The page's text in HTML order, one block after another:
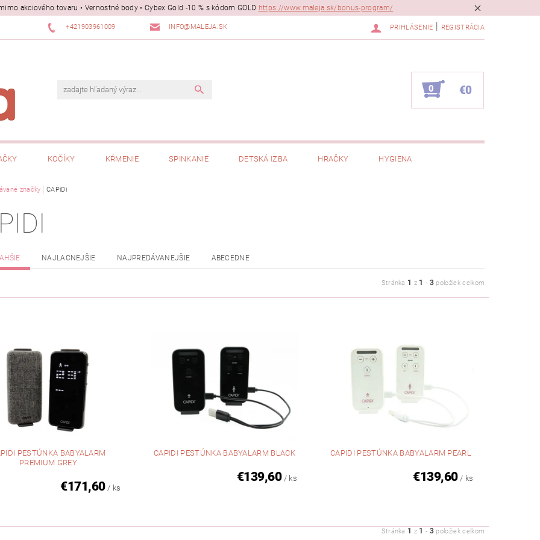
akciového tovaru • Vernostné body • Cybex Gold -10 % s kódom GOLD https://www.maleja.sk/bonus-program/
+421903961009 INFO@MALEJA.SK PRIHLÁSENIE REGISTRÁCIA
0 €0
KOČÍKY KŔMENIE SPINKANIE DETSKÁ IZBA HRAČKY HYGIENA
značky CAPiDi
NAJLACNEJŠIE NAJPREDÁVANEJŠIE ABECEDNE
Stránka 1 z 1 - 3 položiek celkom
PESTÚNKA BABYALARM
PREMIUM GREY
€171,60 / ks
CAPIDI PESTÚNKA BABYALARM BLACK
€139,60 / ks
CAPIDI PESTÚNKA BABYALARM PEARL
€139,60 / ks
Stránka 1 z 1 - 3 položiek celkom